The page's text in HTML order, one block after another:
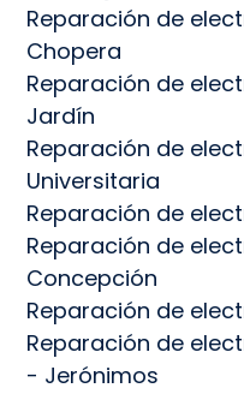
Reparación de
Chopera
Reparación de
Jardín
Reparación de
Universitaria
Reparación de
Reparación de
Concepción
Reparación de
Reparación de
- Jerónimos